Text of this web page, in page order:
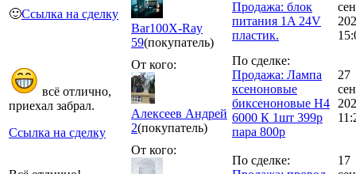
🙂Ссылка на сделку
Bar100X-Ray
59(покупатель)
Продажа: блок
питания 1A 24V
пластик.
сен
всё отлично,
приехал забрал.
Ссылка на сделку
От кого:
Алексеев Андрей
2(покупатель)
По сделке:
Продажа: Лампа
ксеноновые
биксеноновые H4
6000 К 1шт 399р
пара 800р
27
сен
От кого:
По сделке:
17